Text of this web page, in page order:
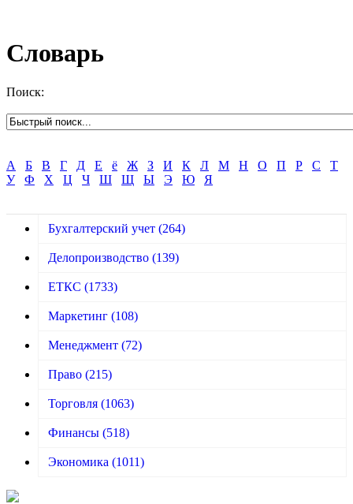
Словарь
Поиск:
А Б В Г Д Е ё Ж З И К Л М Н О П Р С
Т
У
Ф Х Ц Ч Ш Щ Ы Э Ю Я
Бухгалтерский учет (264)
Делопроизводство (139)
ЕТКС (1733)
Маркетинг (108)
Менеджмент (72)
Право (215)
Торговля (1063)
Финансы (518)
Экономика (1011)